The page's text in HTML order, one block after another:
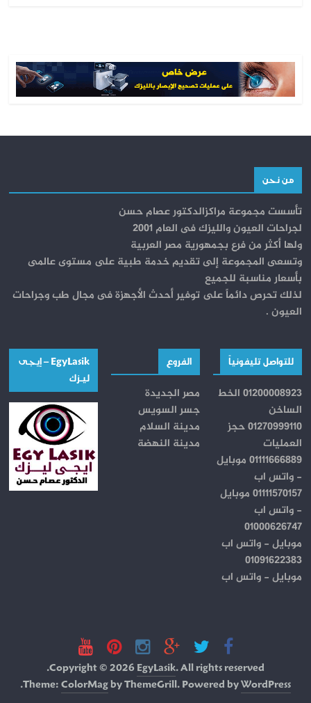
من نحن
تأسست مجموعة مراكزالدكتور عصام حسن
لجراحات العيون والليزك فى العام 2001
ولها أكثر من فرع بجمهورية مصر العربية
وتسعى المجموعة إلى تقديم خدمة طبية على مستوى عالمى
بأسعار مناسبة للجميع
لذلك تحرص دائماً على توفير أحدث الأجهزة فى مجال طب وجراحات
العيون .
للتواصل تليفونياً
01200008923 الخط
الساخن
01270999110 حجز
العمليات
01111666889 موبايل
- واتس اب
01111570157 موبايل
- واتس اب
01000626747
موبايل - واتس اب
01091622383
موبايل - واتس اب
الفروع
مصر الجديدة
جسر السويس
مدينة السلام
مدينة النهضة
EgyLasik – إيجــى
ليـــزك
Copyright © 2026EgyLasik. All rights reserved.
Theme:ColorMagby ThemeGrill. Powered byWordPress
.